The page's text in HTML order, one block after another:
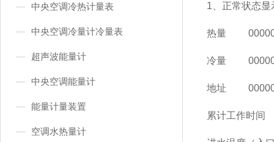
中央空调冷热计量表
中央空调冷量计冷量表
超声波能量计
中央空调能量计
能量计量装置
空调水热量计
1、正常状态显
热量
冷量
地址
累计工作